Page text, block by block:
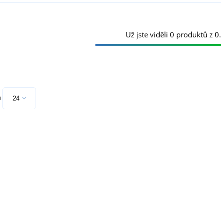
Už jste viděli 0 produktů z 0.